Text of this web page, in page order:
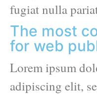
fugiat nulla
The most
for web
Lorem ipsum
adipiscing elit,